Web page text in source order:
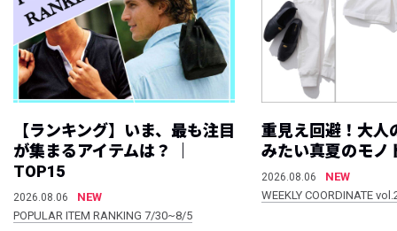
【ランキング】いま、最も注目
が集まるアイテムは？ ｜
TOP15
2026.08.06
NEW
POPULAR ITEM RANKING 7/30~8/5
重見え回避！大人
みたい真夏のモノ
2026.08.06
NEW
WEEKLY COORDINATE